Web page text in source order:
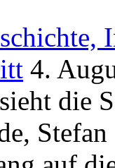
4.
die